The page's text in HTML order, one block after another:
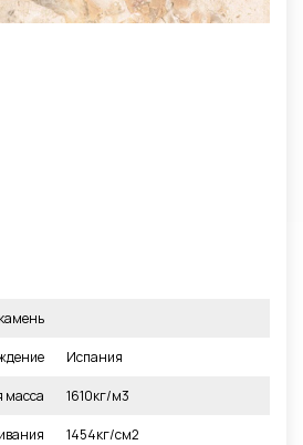
Испания
масса 1610кг/м3
1454кг/см2